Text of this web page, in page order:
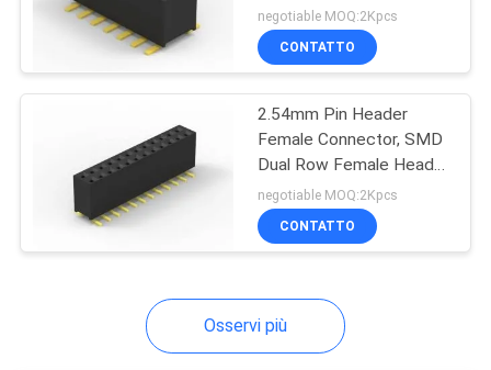
Collegamento DIP
connesori da cavo a
superficie montaggio
bobina imballaggio
negotiable MOQ:2Kpcs
CONTATTO
2.54mm Pin Header
Female Connector, SMD
Dual Row Female Header
Socket
negotiable MOQ:2Kpcs
CONTATTO
Osservi più